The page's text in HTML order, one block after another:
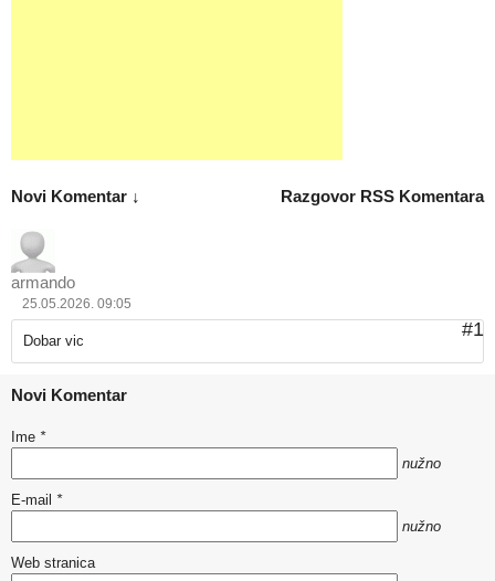
Razgovor RSS Komentara
Novi Komentar ↓
armando
25.05.2026. 09:05
#1
Dobar vic
Novi Komentar
Ime *
nužno
E-mail *
nužno
Web stranica